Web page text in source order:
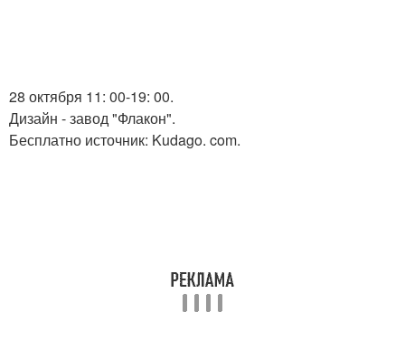
28 октября 11: 00-19: 00.
Дизайн - завод "Флакон".
Бесплатно источник: Kudago. com.